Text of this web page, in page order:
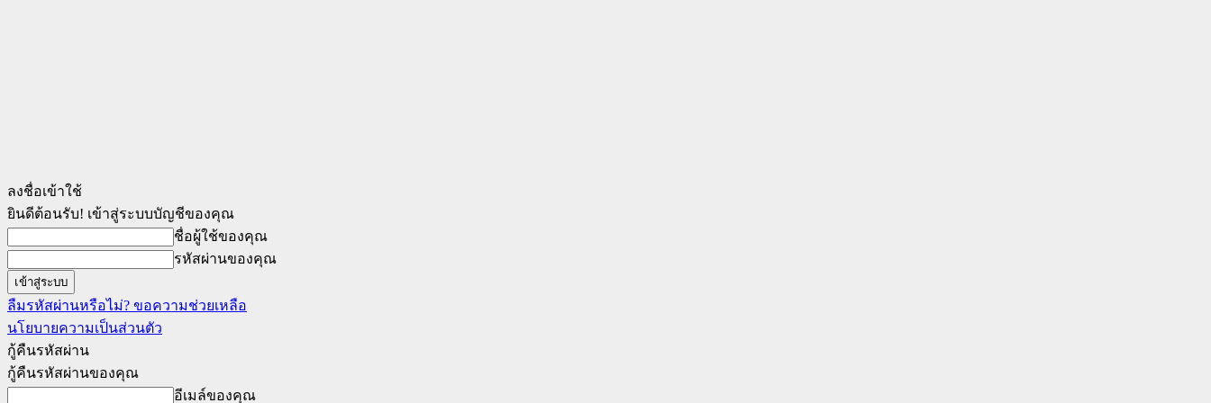
ลงชื่อเข้าใช้
ยินดีต้อนรับ! เข้าสู่ระบบบัญชีของคุณ
ชื่อผู้ใช้ของคุณ
รหัสผ่านของคุณ
ลืมรหัสผ่านหรือไม่? ขอความช่วยเหลือ
นโยบายความเป็นส่วนตัว
กู้คืนรหัสผ่าน
กู้คืนรหัสผ่านของคุณ
อีเมล์ของคุณ